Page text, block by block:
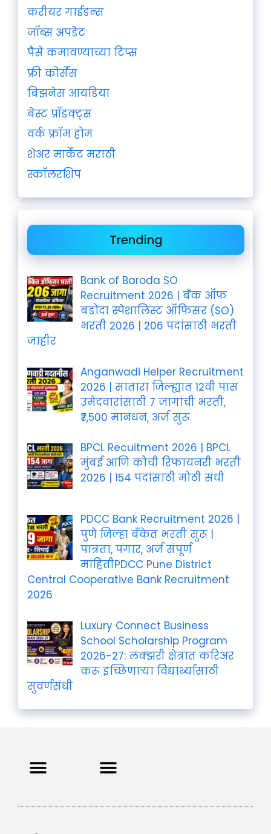
करीयर गाईडन्स
जॉब्स अपडेट
पैसे कमावण्याच्या टिप्स
फ्री कोर्सेस
बिझनेस आयडिया
बेस्ट प्रॉडक्ट्स
वर्क फ्रॉम होम
शेअर मार्केट मराठी
स्कॉलरशिप
Trending
Bank of Baroda SO
Recruitment 2026 | बँक ऑफ
बडोदा स्पेशालिस्ट ऑफिसर (SO)
भरती 2026 | 206 पदांसाठी भरती
जाहीर
Anganwadi Helper Recruitment
2026 | सातारा जिल्ह्यात 12वी पास
उमेदवारांसाठी 7 जागांची भरती,
₹7,500 मानधन, अर्ज सुरू
BPCL Recuitment 2026 | BPCL
मुंबई आणि कोची रिफायनरी भरती
2026 | 154 पदांसाठी मोठी संधी
PDCC Bank Recruitment 2026 |
पुणे जिल्हा बँकेत भरती सुरू |
पात्रता, पगार, अर्ज संपूर्ण
माहितीPDCC Pune District
Central Cooperative Bank Recruitment
2026
Luxury Connect Business
School Scholarship Program
2026-27: लक्झरी क्षेत्रात करिअर
करू इच्छिणाऱ्या विद्यार्थ्यांसाठी
सुवर्णसंधी